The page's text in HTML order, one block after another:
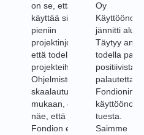
on se, että voimme
käyttää sitä sekä ihan
pieniin
projektinjohtotehtäviin
että todella suuriin
projekteihin.
Ohjelmisto
skaalautuu tarpeiden
mukaan, enkä itse
näe, että mihin
Fondion ei soveltuisi.
Oy
Käyttöönotto
jännitti aluksi.
Täytyy antaa
todella paljon
positiivista
palautetta
Fondionin
käyttöönoton
tuesta.
Saimme